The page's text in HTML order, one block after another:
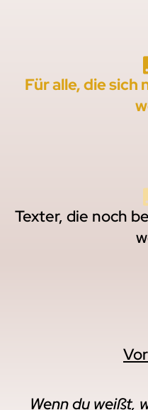
Texter, die noch
Für alle, die sich
Wenn du weißt,